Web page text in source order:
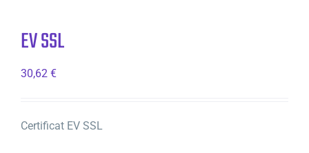
EV SSL
30,62 €
Certificat EV SSL